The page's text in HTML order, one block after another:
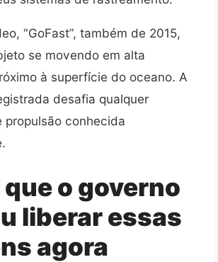
“GoFast”, também de 2015,
se movendo em alta
à superfície do oceano. A
desafia qualquer
propulsão conhecida
que o governo
liberar essas
agora